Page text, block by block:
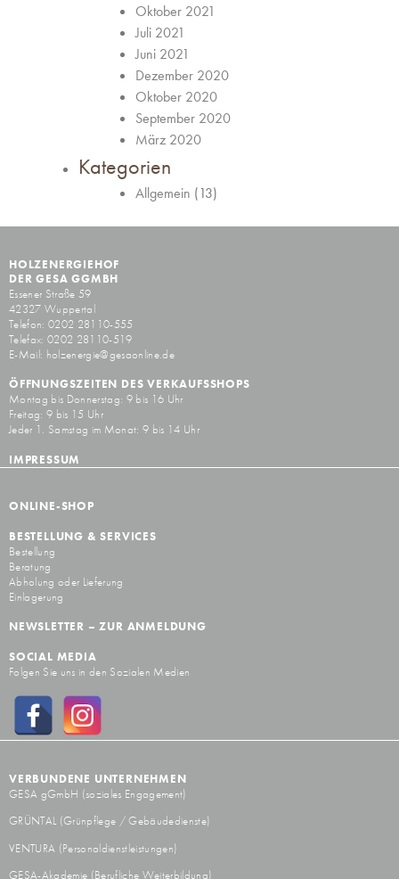
Oktober 2021
Juli 2021
Juni 2021
Dezember 2020
Oktober 2020
September 2020
März 2020
Kategorien
Allgemein (13)
HOLZENERGIEHOF
DER GESA GGMBH
Essener Straße 59
42327 Wuppertal
Telefon: 0202 28110-555
Telefax: 0202 28110-519
E-Mail: holzenergie@gesaonline.de
ÖFFNUNGSZEITEN DES VERKAUFSSHOPS
Montag bis Donnerstag: 9 bis 16 Uhr
Freitag: 9 bis 15 Uhr
Jeder 1. Samstag im Monat: 9 bis 14 Uhr
IMPRESSUM
ONLINE-SHOP
BESTELLUNG & SERVICES
Bestellung
Beratung
Abholung oder Lieferung
Einlagerung
NEWSLETTER – ZUR ANMELDUNG
SOCIAL MEDIA
Folgen Sie uns in den Sozialen Medien
VERBUNDENE UNTERNEHMEN
GESA gGmbH (soziales Engagement)
GRÜNTAL (Grünpflege / Gebäudedienste)
VENTURA (Personaldienstleistungen)
GESA-Akademie (Berufliche Weiterbildung)